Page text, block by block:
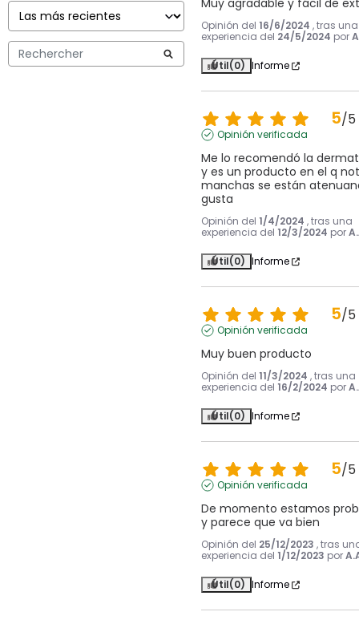
Muy agradable y fácil de
Opinión del 16/6/2024 , tras una
experiencia del 24/5/2024 por
Útil(0) Informe
5/5
Opinión verificada
Me lo recomendó la
y es un producto en el q
manchas se están
gusta
Opinión del 1/4/2024 , tras una
experiencia del 12/3/2024 por
Útil(0) Informe
5/5
Opinión verificada
Muy buen producto
Opinión del 11/3/2024 , tras una
experiencia del 16/2/2024 por
Útil(0) Informe
5/5
Opinión verificada
De momento estamos
y parece que va bien
Opinión del 25/12/2023 , tras
experiencia del 1/12/2023 por
Útil(0) Informe